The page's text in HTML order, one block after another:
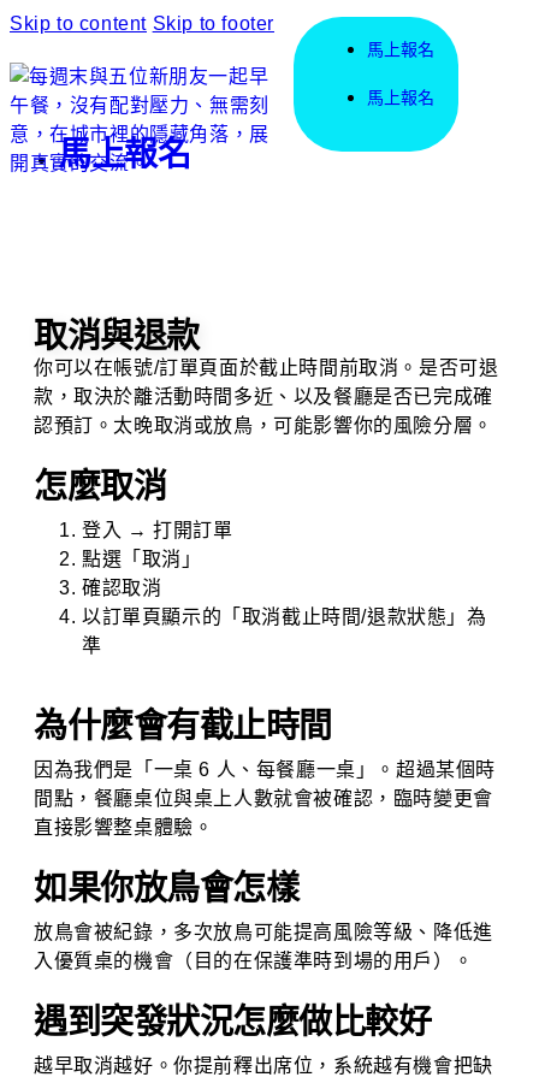
Skip to content Skip to footer
馬上報名
馬上報名
馬上報名
取消與退款
你可以在帳號/訂單頁面於截止時間前取消。是否可退
款，取決於離活動時間多近、以及餐廳是否已完成確
認預訂。太晚取消或放鳥，可能影響你的風險分層。
怎麼取消
登入 → 打開訂單
點選「取消」
確認取消
以訂單頁顯示的「取消截止時間/退款狀態」為
準
為什麼會有截止時間
因為我們是「一桌 6 人、每餐廳一桌」。超過某個時
間點，餐廳桌位與桌上人數就會被確認，臨時變更會
直接影響整桌體驗。
如果你放鳥會怎樣
放鳥會被紀錄，多次放鳥可能提高風險等級、降低進
入優質桌的機會（目的在保護準時到場的用戶）。
遇到突發狀況怎麼做比較好
越早取消越好。你提前釋出席位，系統越有機會把缺